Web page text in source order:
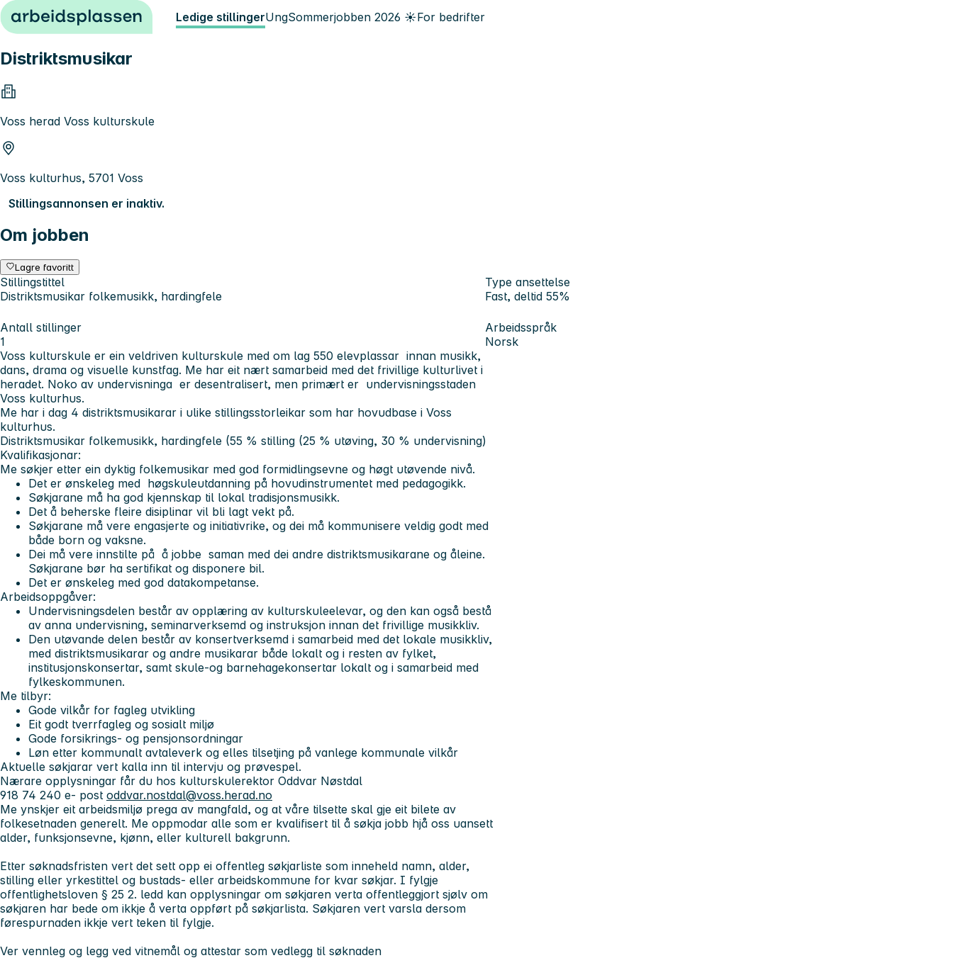
Hopp til innhold Ledige stillingerUngSommerjobben 2026 ☀️For bedrifter
Distriktsmusikar
Voss herad Voss kulturskule
Voss kulturhus, 5701 Voss
Stillingsannonsen er inaktiv.
Om jobben
Lagre favoritt
Stillingstittel
Distriktsmusikar folkemusikk, hardingfele
Type ansettelse
Fast, deltid 55%
Antall stillinger
1
Arbeidsspråk
Norsk
Voss kulturskule er ein veldriven kulturskule med om lag 550 elevplassar innan musikk,
dans, drama og visuelle kunstfag. Me har eit nært samarbeid med det frivillige kulturlivet i
heradet. Noko av undervisninga er desentralisert, men primært er undervisningsstaden
Voss kulturhus.
Me har i dag 4 distriktsmusikarar i ulike stillingsstorleikar som har hovudbase i Voss
kulturhus.
Distriktsmusikar folkemusikk, hardingfele (55 % stilling (25 % utøving, 30 % undervisning)
Kvalifikasjonar:
Me søkjer etter ein dyktig folkemusikar med god formidlingsevne og høgt utøvende nivå.
Det er ønskeleg med høgskuleutdanning på hovudinstrumentet med pedagogikk.
Søkjarane må ha god kjennskap til lokal tradisjonsmusikk.
Det å beherske fleire disiplinar vil bli lagt vekt på.
Søkjarane må vere engasjerte og initiativrike, og dei må kommunisere veldig godt med
både born og vaksne.
Dei må vere innstilte på å jobbe saman med dei andre distriktsmusikarane og åleine.
Søkjarane bør ha sertifikat og disponere bil.
Det er ønskeleg med god datakompetanse.
Arbeidsoppgåver:
Undervisningsdelen består av opplæring av kulturskuleelevar, og den kan også bestå
av anna undervisning, seminarverksemd og instruksjon innan det frivillige musikkliv.
Den utøvande delen består av konsertverksemd i samarbeid med det lokale musikkliv,
med distriktsmusikarar og andre musikarar både lokalt og i resten av fylket,
institusjonskonsertar, samt skule-og barnehagekonsertar lokalt og i samarbeid med
fylkeskommunen.
Me tilbyr:
Gode vilkår for fagleg utvikling
Eit godt tverrfagleg og sosialt miljø
Gode forsikrings- og pensjonsordningar
Løn etter kommunalt avtaleverk og elles tilsetjing på vanlege kommunale vilkår
Aktuelle søkjarar vert kalla inn til intervju og prøvespel.
Nærare opplysningar får du hos kulturskulerektor Oddvar Nøstdal
918 74 240 e- post oddvar.nostdal@voss.herad.no
Me ynskjer eit arbeidsmiljø prega av mangfald, og at våre tilsette skal gje eit bilete av
folkesetnaden generelt. Me oppmodar alle som er kvalifisert til å søkja jobb hjå oss uansett
alder, funksjonsevne, kjønn, eller kulturell bakgrunn.
Etter søknadsfristen vert det sett opp ei offentleg søkjarliste som inneheld namn, alder,
stilling eller yrkestittel og bustads- eller arbeidskommune for kvar søkjar. I fylgje
offentlighetsloven § 25 2. ledd kan opplysningar om søkjaren verta offentleggjort sjølv om
søkjaren har bede om ikkje å verta oppført på søkjarlista. Søkjaren vert varsla dersom
førespurnaden ikkje vert teken til fylgje.
Ver vennleg og legg ved vitnemål og attestar som vedlegg til søknaden